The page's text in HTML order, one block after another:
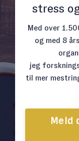
stress
Med over
og med 8
jeg
til mer
Meld